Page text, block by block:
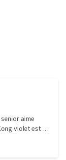
aime
violet est un